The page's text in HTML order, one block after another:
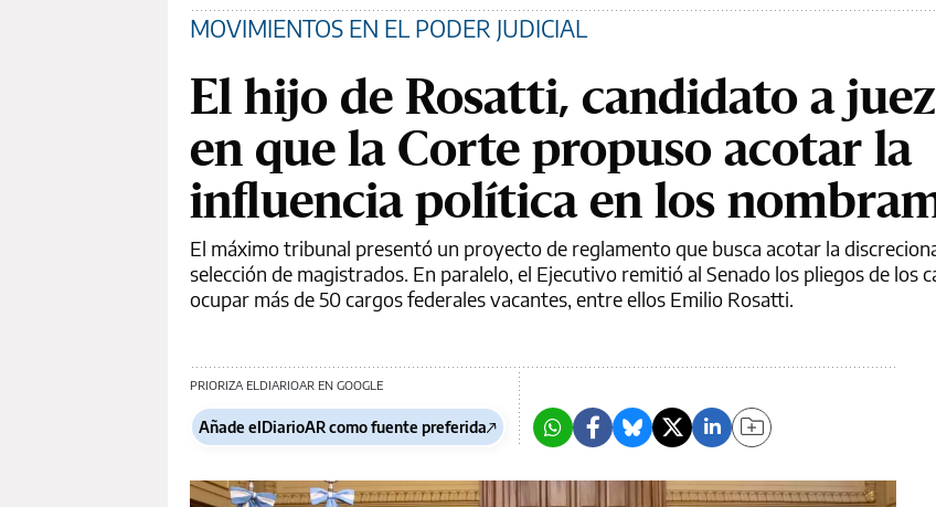
MOVIMIENTOS EN EL PODER JUDICIAL
El hijo de Rosatti, candidato a
en que la Corte propuso acotar la
influencia política en los
El máximo tribunal presentó un proyecto de reglamento que busca acotar la
selección de magistrados. En paralelo, el Ejecutivo remitió al Senado los pliegos de los
ocupar más de 50 cargos federales vacantes, entre ellos Emilio Rosatti.
PRIORIZA ELDIARIOAR EN GOOGLE
Añade elDiarioAR como fuente preferida